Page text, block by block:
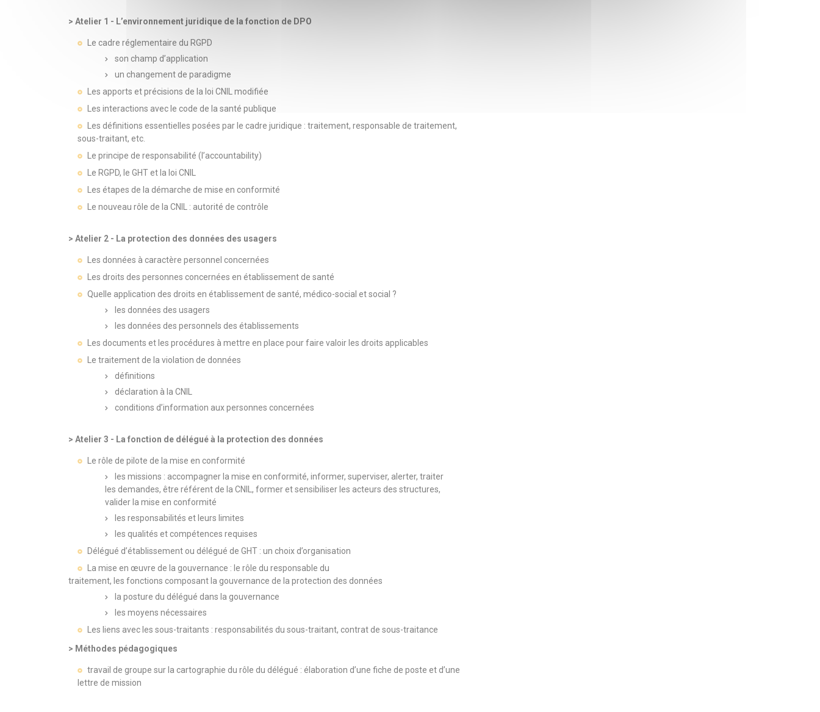
> Atelier 1 - L’environnement juridique de la fonction de DPO
Le cadre réglementaire du RGPD
son champ d’application
un changement de paradigme
Les apports et précisions de la loi CNIL modifiée
Les interactions avec le code de la santé publique
Les définitions essentielles posées par le cadre juridique : traitement, responsable de traitement,
sous-traitant, etc.
Le principe de responsabilité (l’accountability)
Le RGPD, le GHT et la loi CNIL
Les étapes de la démarche de mise en conformité
Le nouveau rôle de la CNIL : autorité de contrôle
> Atelier 2 - La protection des données des usagers
Les données à caractère personnel concernées
Les droits des personnes concernées en établissement de santé
Quelle application des droits en établissement de santé, médico-social et social ?
les données des usagers
les données des personnels des établissements
Les documents et les procédures à mettre en place pour faire valoir les droits applicables
Le traitement de la violation de données
définitions
déclaration à la CNIL
conditions d’information aux personnes concernées
> Atelier 3 - La fonction de délégué à la protection des données
Le rôle de pilote de la mise en conformité
les missions : accompagner la mise en conformité, informer, superviser, alerter, traiter
les demandes, être référent de la CNIL, former et sensibiliser les acteurs des structures,
valider la mise en conformité
les responsabilités et leurs limites
les qualités et compétences requises
Délégué d’établissement ou délégué de GHT : un choix d’organisation
La mise en œuvre de la gouvernance : le rôle du responsable du
traitement, les fonctions composant la gouvernance de la protection des données
la posture du délégué dans la gouvernance
les moyens nécessaires
Les liens avec les sous-traitants : responsabilités du sous-traitant, contrat de sous-traitance
> Méthodes pédagogiques
travail de groupe sur la cartographie du rôle du délégué : élaboration d’une fiche de poste et d’une
lettre de mission